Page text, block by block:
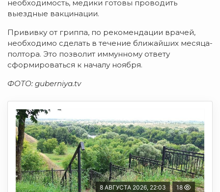
необходимость, медики готовы проводить
выездные вакцинации.
Прививку от гриппа, по рекомендации врачей,
необходимо сделать в течение ближайших месяца-
полтора. Это позволит иммунному ответу
сформироваться к началу ноября.
ФОТО: guberniya.tv
8 АВГУСТА 2026, 22:03 18